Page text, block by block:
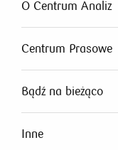
O Centrum Analiz
Centrum Prasowe
Bądź na bieżąco
Inne